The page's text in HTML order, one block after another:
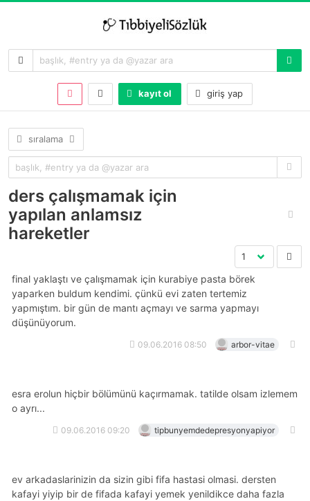
kayıt ol giriş yap
sıralama
ders çalışmamak için
yapılan anlamsız
hareketler
final yaklaştı ve çalışmamak için kurabiye pasta börek
yaparken buldum kendimi. çünkü evi zaten tertemiz
yapmıştım. bir gün de mantı açmayı ve sarma yapmayı
düşünüyorum.
09.06.2016 08:50 arbor-vitae
esra erolun hiçbir bölümünü kaçırmamak. tatilde olsam izlemem
o ayrı...
09.06.2016 09:20 tipbunyemdedepresyonyapiyor
ev arkadaslarinizin da sizin gibi fifa hastasi olmasi. dersten
kafayi yiyip bir de fifada kafayi yemek yenildikce daha fazla